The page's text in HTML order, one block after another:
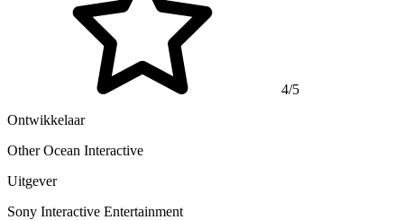
4/5
Ontwikkelaar
Other Ocean Interactive
Uitgever
Sony Interactive Entertainment